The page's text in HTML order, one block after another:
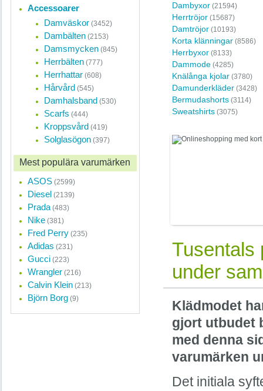
Dambyxor (21594)
Herrtröjor (15687)
Damtröjor (10193)
Korta klänningar (8586)
Herrbyxor (8133)
Dammode (4285)
Knälånga kjolar (3780)
Damunderkläder (3428)
Bermudashorts (3114)
Sweatshirts (3075)
Tusentals
under
Klädmodet
gjort utbudet
med denna
varumärken
Det initiala
Accessoarer
Damväskor (3452)
Dambälten (2153)
Damsmycken (845)
Herrbälten (777)
Herrhattar (608)
Hårvård (545)
Damhalsband (530)
Scarfs (444)
Kroppsvård (419)
Solglasögon (397)
Mest populära varumärken
ASOS (2599)
Diesel (2139)
Prada (483)
Nike (381)
Fred Perry (235)
Adidas (231)
Gucci (223)
Wrangler (216)
Calvin Klein (213)
Björn Borg (9)